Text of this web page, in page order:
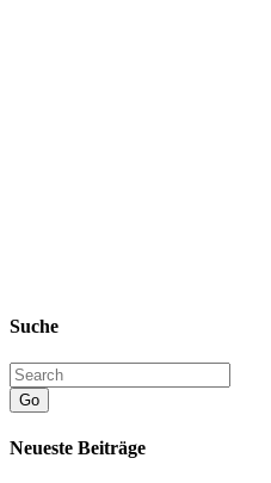
Suche
Go
Neueste Beiträge